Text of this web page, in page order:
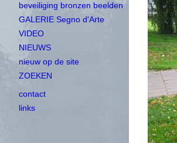
beveiliging bronzen beelden
GALERIE Segno d'Arte
VIDEO
NIEUWS
nieuw op de site
ZOEKEN
contact
links